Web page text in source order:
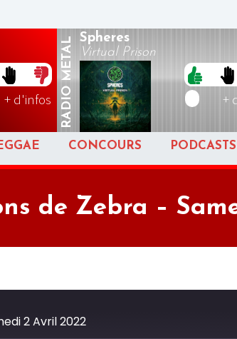
+ d'infos RADIO
METAL Spheres
Virtual Prison
+
CONCOURS PODCASTS
de Zebra –
2 Avril 2022